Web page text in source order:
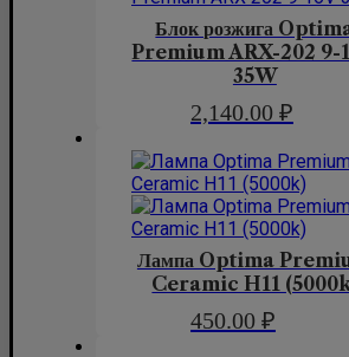
Блок розжига
Premium ARX-202 9-
35W
2,140.00 ₽
Лампа Optima
Ceramic H11
450.00 ₽